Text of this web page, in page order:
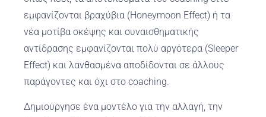
εμφανίζονται βραχύβια (Honeymoon Effect) ή τα
νέα μοτίβα σκέψης και συναισθηματικής
αντίδρασης εμφανίζονται πολύ αργότερα (Sleeper
Effect) και λανθασμένα αποδίδονται σε άλλους
παράγοντες και όχι στο coaching.
Δημιούργησε ένα μοντέλο για την αλλαγή, την